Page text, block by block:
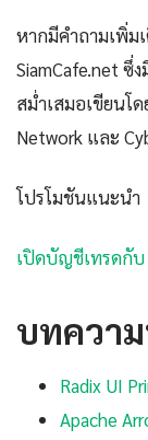
หากมีคำถามเพิ่ม
SiamCafe.net
สม่ำเสมอเขียนโ
Network และ
โปรโมชันแนะนำ
เปิดบัญชีเทรดกับ
บทควา
Radix UI
Apache